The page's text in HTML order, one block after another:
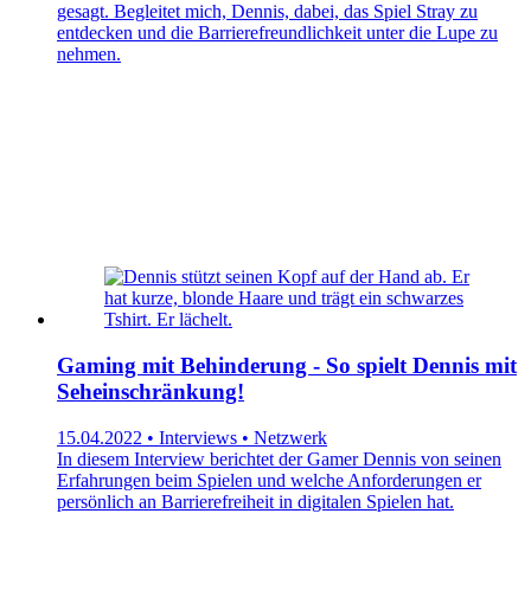
gesagt. Begleitet mich, Dennis, dabei, das Spiel Stray zu
entdecken und die Barrierefreundlichkeit unter die Lupe zu
nehmen.
Gaming mit Behinderung - So spielt Dennis mit
Seheinschränkung!
15.04.2022 • Interviews • Netzwerk
In diesem Interview berichtet der Gamer Dennis von seinen
Erfahrungen beim Spielen und welche Anforderungen er
persönlich an Barrierefreiheit in digitalen Spielen hat.